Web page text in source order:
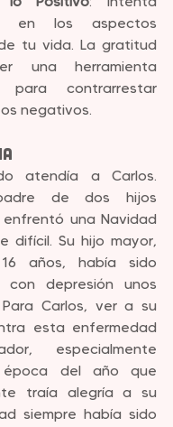
en los aspectos
tu vida. La gratitud
una herramienta
para contrarrestar
negativos.
atendía a Carlos.
de dos hijos
una Navidad
difícil. Su hijo mayor,
años, había sido
con depresión unos
Carlos, ver a su
esta enfermedad
especialmente
del año que
traía alegría a su
siempre había sido